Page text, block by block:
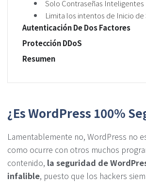
Solo Contraseñas Inteligentes
Limita los intentos de Inicio de
Autenticación De Dos Factores
Protección DDoS
Resumen
¿Es WordPress 100%
Lamentablemente no, WordPress no
como ocurre con otros muchos
contenido, la seguridad de
infalible, puesto que los hackers